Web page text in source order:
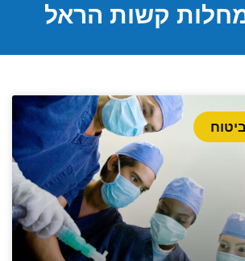
קשות הראל